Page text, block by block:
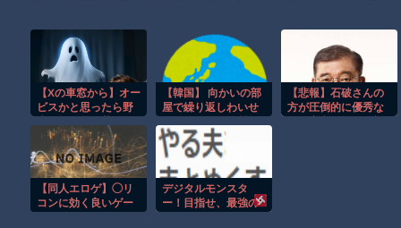
【動画】ジャンボタニシの産卵風景がキモいと話題に。
【労災】作業員が裁断機で両手を切断されてしまう大事故の映像
【動画】メガネデブ、めちゃスムーズに無銭飲食してしまうｗｗ
【動画】イッヌ、煽ってしまう
【画像】地球上で最も珍しい茶色いパンダｗｗｗ
【悲報】テレ東の若手女子アナ「国民が勝手に我々取材陣にカ
【Xの車窓から】オー
ビスかと思ったら野
か
【韓国】 向かいの部
屋で繰り返しわいせ
「自宅に戻れない」
【悲報】石破さんの
方が圧倒的に優秀な
【同人エロゲ】◯リ
コンに効く良いゲー
デジタルモンスタ
ー！目指せ、最強の